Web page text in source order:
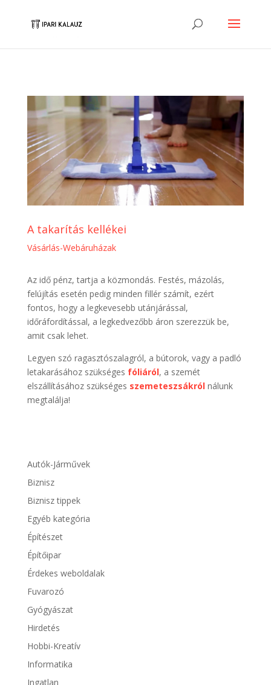
A takarítás kellékei
Vásárlás-Webáruházak
Az idő pénz, tartja a közmondás. Festés, mázolás,
felújítás esetén pedig minden fillér számít, ezért
fontos, hogy a legkevesebb utánjárással,
időráfordítással, a legkedvezőbb áron szerezzük be,
amit csak lehet.
Legyen szó ragasztószalagról, a bútorok, vagy a padló
letakarásához szükséges fóliáról, a szemét
elszállításához szükséges szemeteszsákról nálunk
megtalálja!
Autók-Járművek
Biznisz
Biznisz tippek
Egyéb kategória
Építészet
Építőipar
Érdekes weboldalak
Fuvarozó
Gyógyászat
Hirdetés
Hobbi-Kreatív
Informatika
Ingatlan